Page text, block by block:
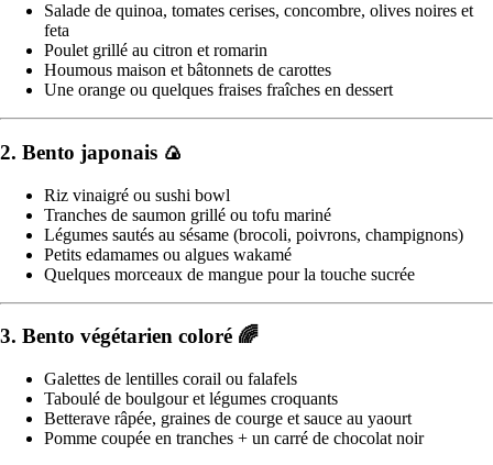
Salade de quinoa, tomates cerises, concombre, olives noires et
feta
Poulet grillé au citron et romarin
Houmous maison et bâtonnets de carottes
Une orange ou quelques fraises fraîches en dessert
2. Bento japonais 🍙
Riz vinaigré ou sushi bowl
Tranches de saumon grillé ou tofu mariné
Légumes sautés au sésame (brocoli, poivrons, champignons)
Petits edamames ou algues wakamé
Quelques morceaux de mangue pour la touche sucrée
3. Bento végétarien coloré 🌈
Galettes de lentilles corail ou falafels
Taboulé de boulgour et légumes croquants
Betterave râpée, graines de courge et sauce au yaourt
Pomme coupée en tranches + un carré de chocolat noir